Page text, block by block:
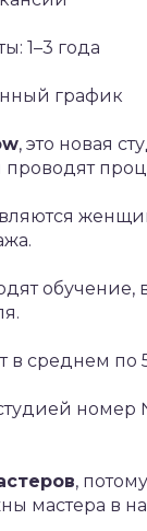
1–3 года
график
, это новая
проводят
в среднем по
,
мастера в